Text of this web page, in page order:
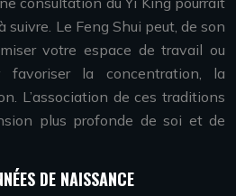
suivre. Le Feng Shui peut, de son
votre espace de travail ou
la concentration, la
L’association de ces traditions
plus profonde de soi et de
DE NAISSANCE